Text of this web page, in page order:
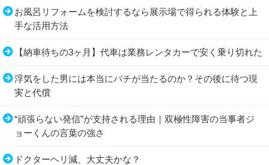
お風呂リフォームを検討するなら展示場で得られる体験と上
手な活用方法
【納車待ちの3ヶ月】代車は業務レンタカーで安く乗り切れた
浮気をした男には本当にバチが当たるのか？その後に待つ現
実と代償
“頑張らない発信”が支持される理由｜双極性障害の当事者ジ
ョーくんの言葉の強さ
ドクターヘリ減、大丈夫かな？